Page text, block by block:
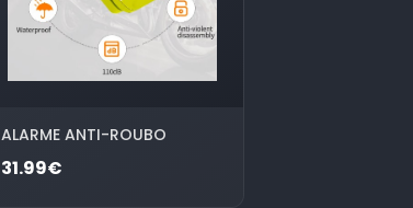
ALARME ANTI-ROUBO
31.99€